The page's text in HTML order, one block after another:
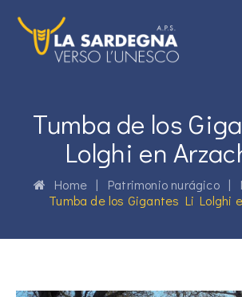
Tumba de los
Lolghi en
Home| Patrimonio nurágico|
Tumba de los Gigantes Li Lolghi